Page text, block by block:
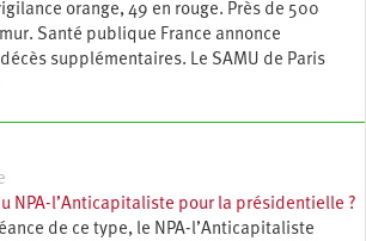
orange, 49 en rouge. Près de 500
Santé publique France annonce
supplémentaires. Le SAMU de Paris
NPA-l’Anticapitaliste pour la présidentielle ?
de ce type, le NPA-l’Anticapitaliste